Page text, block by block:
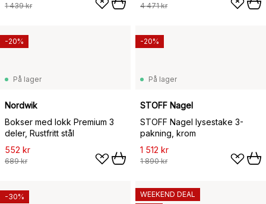
1 439 kr 4 471 kr
På lager
Nordwik
Bokser med lokk Premium 3
deler, Rustfritt stål
552 kr
689 kr
-20%
På lager
STOFF Nagel
STOFF Nagel lysestake 3-
pakning, krom
1 512 kr
1 890 kr
-20%
-30%
WEEKEND DEAL